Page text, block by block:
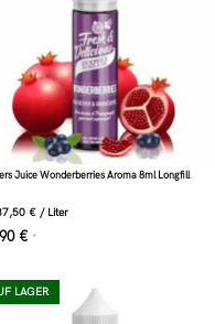
Juice Wonderberries Aroma 8ml Longfill
€ / Liter
€ *
LAGER